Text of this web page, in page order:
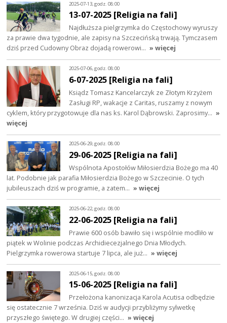
2025-07-13, godz. 08:00
13-07-2025 [Religia na fali]
Najdłuższa pielgrzymka do Częstochowy wyruszy
za prawie dwa tygodnie, ale zapisy na Szczecińską trwają. Tymczasem
dziś przed Cudowny Obraz dojadą rowerowi… » więcej
2025-07-06, godz. 08:00
6-07-2025 [Religia na fali]
Ksiądz Tomasz Kancelarczyk ze Złotym Krzyżem
Zasługi RP, wakacje z Caritas, ruszamy z nowym
cyklem, który przygotowuje dla nas ks. Karol Dąbrowski. Zaprosimy… »
więcej
2025-06-29, godz. 08:00
29-06-2025 [Religia na fali]
Wspólnota Apostołów Miłosierdzia Bożego ma 40
lat. Podobnie jak parafia Miłosierdzia Bożego w Szczecinie. O tych
jubileuszach dziś w programie, a zatem… » więcej
2025-06-22, godz. 08:00
22-06-2025 [Religia na fali]
Prawie 600 osób bawiło się i wspólnie modliło w
piątek w Wolinie podczas Archidiecezjalnego Dnia Młodych.
Pielgrzymka rowerowa startuje 7 lipca, ale już… » więcej
2025-06-15, godz. 08:00
15-06-2025 [Religia na fali]
Przełożona kanonizacja Karola Acutisa odbędzie
się ostatecznie 7 września. Dziś w audycji przybliżymy sylwetkę
przyszłego świętego. W drugiej części… » więcej